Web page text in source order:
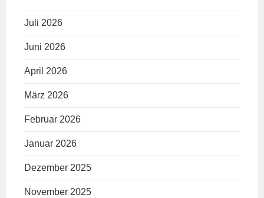
Juli 2026
Juni 2026
April 2026
März 2026
Februar 2026
Januar 2026
Dezember 2025
November 2025